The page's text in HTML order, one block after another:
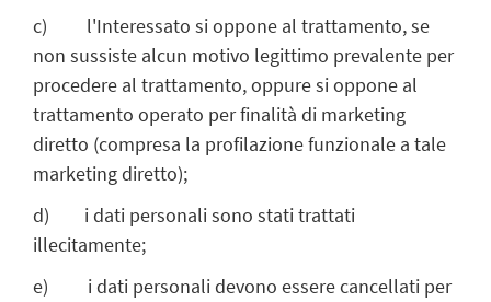
c) l'Interessato si oppone al trattamento, se
non sussiste alcun motivo legittimo prevalente per
procedere al trattamento, oppure si oppone al
trattamento operato per finalità di marketing
diretto (compresa la profilazione funzionale a tale
marketing diretto);
d) i dati personali sono stati trattati
illecitamente;
e) i dati personali devono essere cancellati per